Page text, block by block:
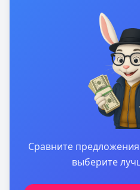
Сравните
выберите